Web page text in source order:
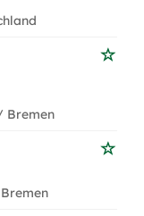
Bremen